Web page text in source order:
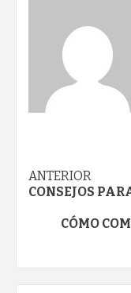
ANTERIOR
CONSEJOS
CÓMO